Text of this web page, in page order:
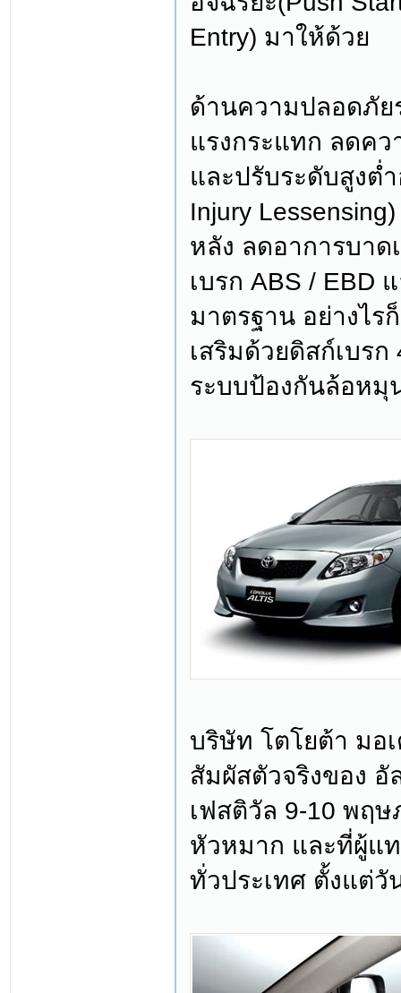
Entry) มาให้ด้วย
ด้านความปลอดภัย
แรงกระแทก ลดค
และปรับระดับสูงต่
Injury
หลัง ลดอาการบา
เบรก ABS / EBD
มาตรฐาน อย่างไร
เสริมด้วยดิสก์เบร
ระบบป้องกันล้อหมุ
บริษัท โตโยต้า มอ
สัมผัสตัวจริงของ อั
เฟสติวัล 9-10 พฤ
หัวหมาก และที่ผู้แ
ทั่วประเทศ ตั้งแต่วั